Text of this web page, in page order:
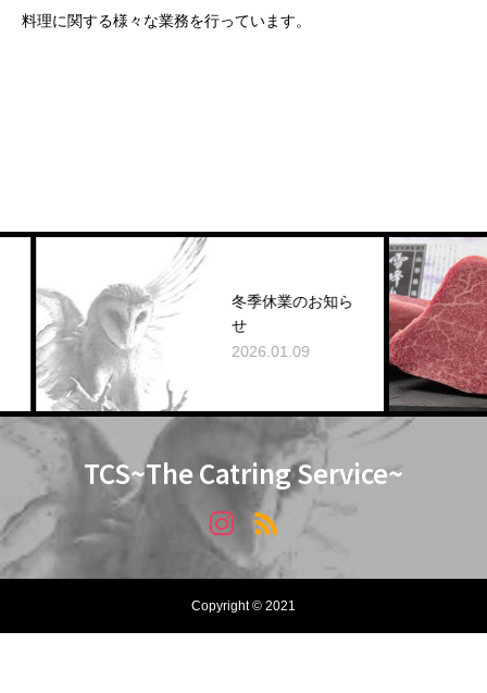
料理に関する様々な業務を行っています。
冬季休業のお知ら
2026.01.09
TCS~The Catring Service~
Copyright © 2021